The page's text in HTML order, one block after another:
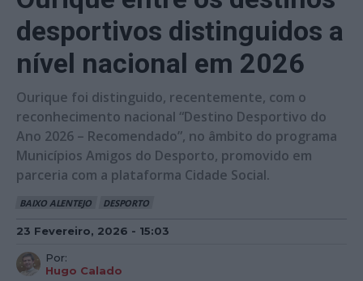
desportivos distinguidos a
nível nacional em 2026
Ourique foi distinguido, recentemente, com o
reconhecimento nacional “Destino Desportivo do
Ano 2026 – Recomendado”, no âmbito do programa
Municípios Amigos do Desporto, promovido em
parceria com a plataforma Cidade Social.
BAIXO ALENTEJO DESPORTO
23 Fevereiro, 2026 - 15:03
Por:
Hugo Calado